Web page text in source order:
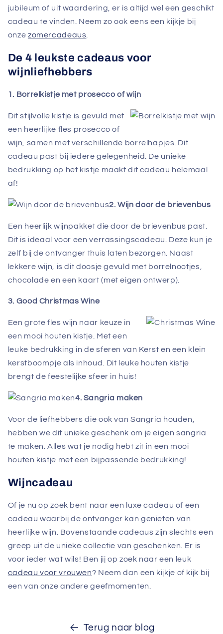
jubileum of uit waardering, er is altijd wel een geschikt
cadeau te vinden. Neem zo ook eens een kijkje bij
onze zomercadeaus
De 4 leukste cadeaus voor
wijnliefhebbers
1. Borrelkistje met prosecco of wijn
Dit stijlvolle kistje is gevuld met
een heerlijke fles prosecco of
wijn, samen met verschillende borrelhapjes. Dit
cadeau past bij iedere gelegenheid. De unieke
bedrukking op het kistje maakt dit cadeau helemaal
af!
2. Wijn door de brievenbus
Een heerlijk wijnpakket die door de brievenbus past.
Dit is ideaal voor een verrassingscadeau. Deze kun je
zelf bij de ontvanger thuis laten bezorgen. Naast
lekkere wijn, is dit doosje gevuld met borrelnootjes,
chocolade en een kaart (met eigen ontwerp).
3. Good Christmas Wine
Een grote fles wijn naar keuze in
een mooi houten kistje. Met een
leuke bedrukking in de sferen van Kerst en een klein
kerstboompje als inhoud. Dit leuke houten kistje
brengt de feestelijke sfeer in huis!
4. Sangria maken
Voor de liefhebbers die ook van Sangria houden,
hebben we dit unieke geschenk om je eigen sangria
te maken. Alles wat je nodig hebt zit in een mooi
houten kistje met een bijpassende bedrukking!
Wijncadeau
Of je nu op zoek bent naar een luxe cadeau of een
cadeau waarbij de ontvanger kan genieten van
heerlijke wijn. Bovenstaande cadeaus zijn slechts een
greep uit de unieke collectie van geschenken. Er is
voor ieder wat wils! Ben jij op zoek naar een leuk
cadeau voor vrouwen? Neem dan een kijkje of kijk bij
een van onze andere geefmomenten.
Terug naar blog